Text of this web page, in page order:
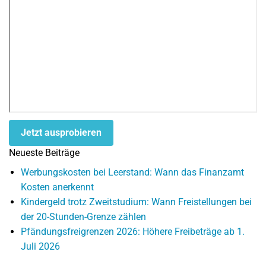
Jetzt ausprobieren
Neueste Beiträge
Werbungskosten bei Leerstand: Wann das Finanzamt
Kosten anerkennt
Kindergeld trotz Zweitstudium: Wann Freistellungen bei
der 20-Stunden-Grenze zählen
Pfändungsfreigrenzen 2026: Höhere Freibeträge ab 1.
Juli 2026